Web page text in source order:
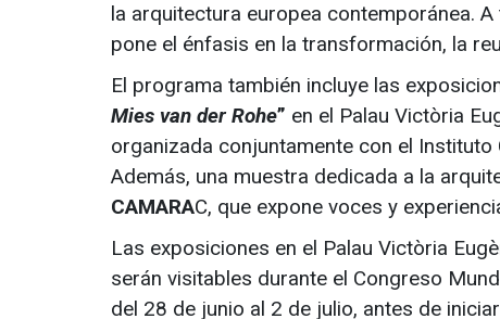
la arquitectura europea contemporánea.
pone el énfasis en la transformación, la
El programa también incluye las
Mies van der Rohe” en el Palau Victòria
organizada conjuntamente con el
Además, una muestra dedicada a la
CAMARAC, que expone voces y
Las exposiciones en el Palau Victòria
serán visitables durante el Congreso
del 28 de junio al 2 de julio, antes de